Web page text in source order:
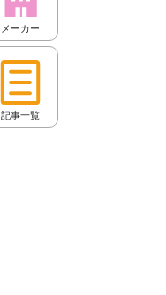
メーカー
記事一覧